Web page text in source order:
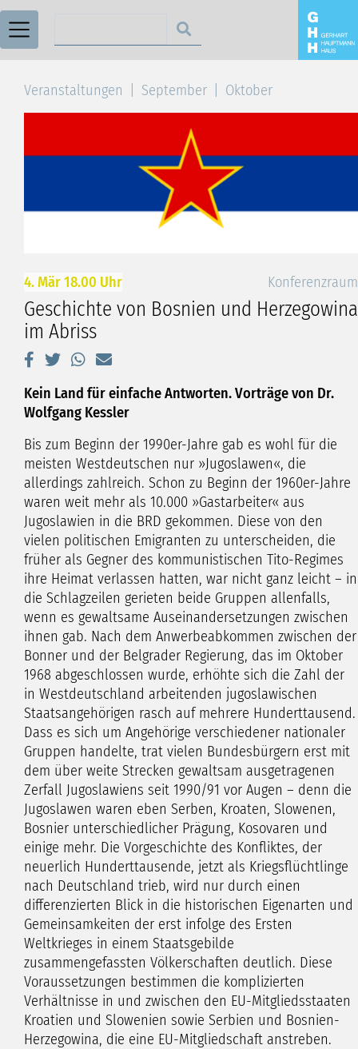
Veranstaltungen September Oktober
4. Mär 18.00 Uhr Konferenzraum
Geschichte von Bosnien und Herzegowina
im Abriss
Kein Land für einfache Antworten. Vorträge von Dr.
Wolfgang Kessler
Bis zum Beginn der 1990er-Jahre gab es wohl für die
meisten Westdeutschen nur »Jugoslawen«, die
allerdings zahlreich. Schon zu Beginn der 1960er-Jahre
waren weit mehr als 10.000 »Gastarbeiter« aus
Jugoslawien in die BRD gekommen. Diese von den
vielen politischen Emigranten zu unterscheiden, die
früher als Gegner des kommunistischen Tito-Regimes
ihre Heimat verlassen hatten, war nicht ganz leicht – in
die Schlagzeilen gerieten beide Gruppen allenfalls,
wenn es gewaltsame Auseinandersetzungen zwischen
ihnen gab. Nach dem Anwerbeabkommen zwischen der
Bonner und der Belgrader Regierung, das im Oktober
1968 abgeschlossen wurde, erhöhte sich die Zahl der
in Westdeutschland arbeitenden jugoslawischen
Staatsangehörigen rasch auf mehrere Hunderttausend.
Dass es sich um Angehörige verschiedener nationaler
Gruppen handelte, trat vielen Bundesbürgern erst mit
dem über weite Strecken gewaltsam ausgetragenen
Zerfall Jugoslawiens seit 1990/91 vor Augen – denn die
Jugoslawen waren eben Serben, Kroaten, Slowenen,
Bosnier unterschiedlicher Prägung, Kosovaren und
einige mehr. Die Vorgeschichte des Konfliktes, der
neuerlich Hunderttausende, jetzt als Kriegsflüchtlinge
nach Deutschland trieb, wird nur durch einen
differenzierten Blick in die historischen Eigenarten und
Gemeinsamkeiten der erst infolge des Ersten
Weltkrieges in einem Staatsgebilde
zusammengefassten Völkerschaften deutlich. Diese
Voraussetzungen bestimmen die komplizierten
Verhältnisse in und zwischen den EU-Mitgliedsstaaten
Kroatien und Slowenien sowie Serbien und Bosnien-
Herzegowina, die eine EU-Mitgliedschaft anstreben.